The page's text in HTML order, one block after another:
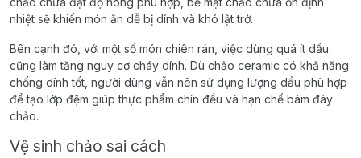
nhiệt sẽ khiến món ăn dễ bị dính và khó lật trở.
Bên cạnh đó, với một số món chiên rán, việc dùng quá ít dầu
cũng làm tăng nguy cơ cháy dính. Dù chảo ceramic có khả năng
chống dính tốt, người dùng vẫn nên sử dụng lượng dầu phù hợp
để tạo lớp đệm giúp thực phẩm chín đều và hạn chế bám đáy
chảo.
Vệ sinh chảo sai cách